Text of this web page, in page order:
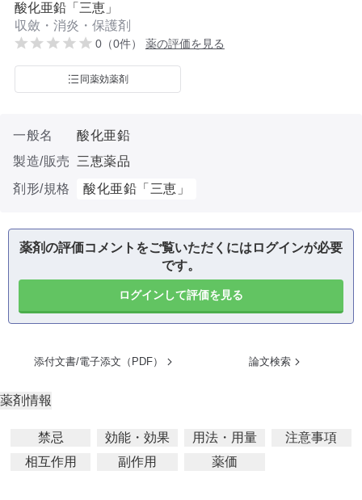
酸化亜鉛「三恵」
収斂・消炎・保護剤
0（0件） 薬の評価を見る
同薬効薬剤
一般名
酸化亜鉛
製造/販売
三恵薬品
剤形/規格
酸化亜鉛「三恵」
薬剤の評価コメントをご覧いただくにはログインが必要
です。
ログインして評価を見る
添付文書/電子添文（PDF） 論文検索
薬剤情報
禁忌 効能・効果 用法・用量
注意事項
相互作用
副作用 薬価